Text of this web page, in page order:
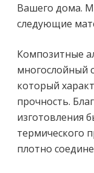
Вашего дома.
следующие
Композитные
многослойный
который
прочность.
изготовления
термического
плотно